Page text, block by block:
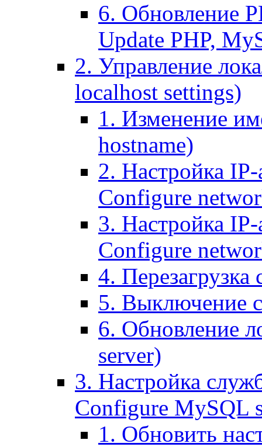
6. Обновление
Update PHP,
2. Управление
localhost settings)
1. Изменение
hostname)
2. Настройка IP-
Configure
3. Настройка
Configure
4. Перезагрузка
5. Выключение
6. Обновление
server)
3. Настройка
Configure MySQL
1. Обновить